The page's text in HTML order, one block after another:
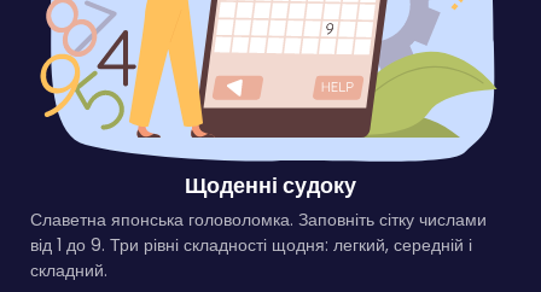
Щоденні судоку
Славетна японська головоломка. Заповніть сітку числами
від 1 до 9. Три рівні складності щодня: легкий, середній і
складний.